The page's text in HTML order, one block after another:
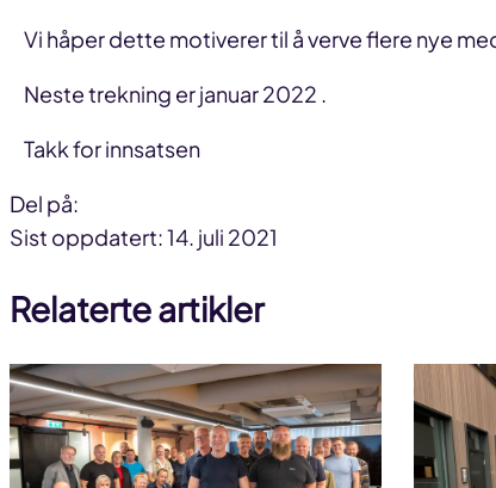
Vi håper dette motiverer til å verve flere nye
Neste trekning er januar 2022 .
Takk for innsatsen
Del på:
Del
facebook
Del
linkedin
Del
Sist oppdatert: 14. juli 2021
Relaterte artikler